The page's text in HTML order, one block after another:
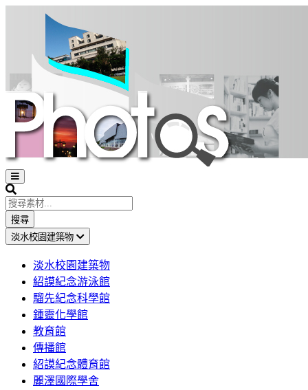
Open
sidebar
Search
搜尋
淡水校園建築物
淡水校園建築物
紹謨紀念游泳館
騮先紀念科學館
鍾靈化學館
教育館
傳播館
紹謨紀念體育館
麗澤國際學舍